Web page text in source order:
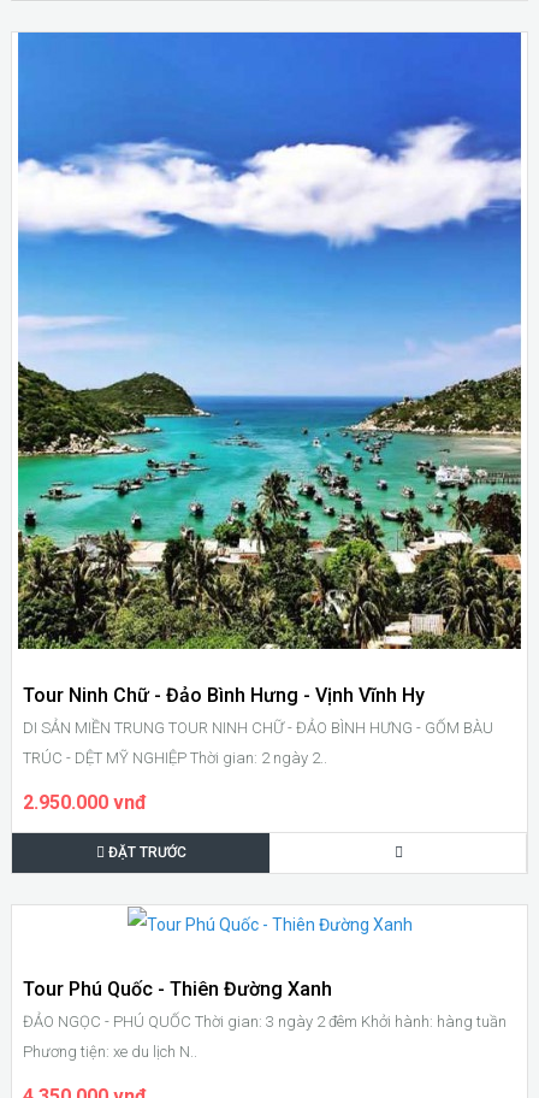
Tour Ninh Chữ - Đảo Bình Hưng - Vịnh Vĩnh Hy
DI SẢN MIỀN TRUNG TOUR NINH CHỮ - ĐẢO BÌNH HƯNG - GỐM BÀU
TRÚC - DỆT MỸ NGHIỆP Thời gian: 2 ngày 2..
2.950.000 vnđ
ĐẶT TRƯỚC
Tour Phú Quốc - Thiên Đường Xanh
ĐẢO NGỌC - PHÚ QUỐC Thời gian: 3 ngày 2 đêm Khởi hành: hàng tuần
Phương tiện: xe du lịch N..